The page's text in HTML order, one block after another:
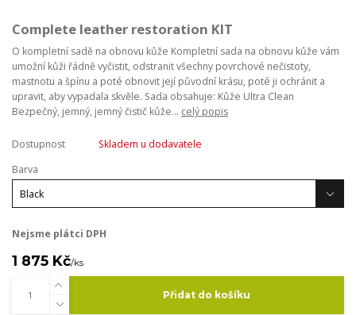
Complete leather restoration KIT
O kompletní sadě na obnovu kůže Kompletní sada na obnovu kůže vám
umožní kůži řádně vyčistit, odstranit všechny povrchové nečistoty,
mastnotu a špínu a poté obnovit její původní krásu, poté ji ochránit a
upravit, aby vypadala skvěle. Sada obsahuje: Kůže Ultra Clean
Bezpečný, jemný, jemný čistič kůže... celý popis
Dostupnost
Skladem u dodavatele
Barva
Nejsme plátci DPH
1 875 Kč/ks
Přidat do košíku